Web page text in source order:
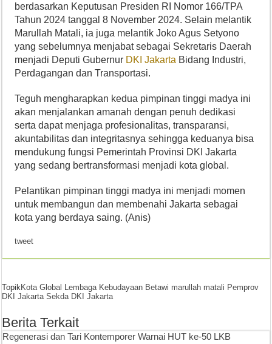
berdasarkan Keputusan Presiden RI Nomor 166/TPA
Tahun 2024 tanggal 8 November 2024. Selain melantik
Marullah Matali, ia juga melantik Joko Agus Setyono
yang sebelumnya menjabat sebagai Sekretaris Daerah
menjadi Deputi Gubernur DKI Jakarta Bidang Industri,
Perdagangan dan Transportasi.
Teguh mengharapkan kedua pimpinan tinggi madya ini
akan menjalankan amanah dengan penuh dedikasi
serta dapat menjaga profesionalitas, transparansi,
akuntabilitas dan integritasnya sehingga keduanya bisa
mendukung fungsi Pemerintah Provinsi DKI Jakarta
yang sedang bertransformasi menjadi kota global.
Pelantikan pimpinan tinggi madya ini menjadi momen
untuk membangun dan membenahi Jakarta sebagai
kota yang berdaya saing. (Anis)
tweet
TopikKota Global Lembaga Kebudayaan Betawi marullah matali Pemprov
DKI Jakarta Sekda DKI Jakarta
Berita Terkait
Regenerasi dan Tari Kontemporer Warnai HUT ke-50 LKB